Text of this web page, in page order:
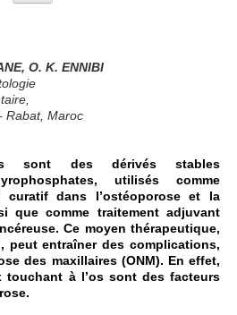
O. K. ENNIBI
Rabat, Maroc
sont des dérivés stables
utilisés comme
curatif dans l’ostéoporose et la
que comme traitement adjuvant
Ce moyen thérapeutique,
peut entraîner des complications,
des maxillaires (ONM). En effet,
touchant à l’os sont des facteurs